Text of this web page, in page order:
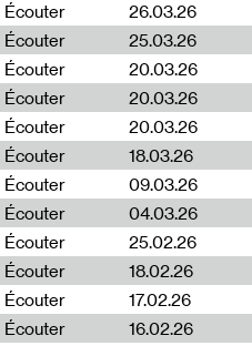
Écouter
26.03.26
Écouter
25.03.26
Écouter
20.03.26
Écouter
20.03.26
Écouter
20.03.26
Écouter
18.03.26
Écouter
09.03.26
Écouter
04.03.26
Écouter
25.02.26
Écouter
18.02.26
Écouter
17.02.26
Écouter
16.02.26